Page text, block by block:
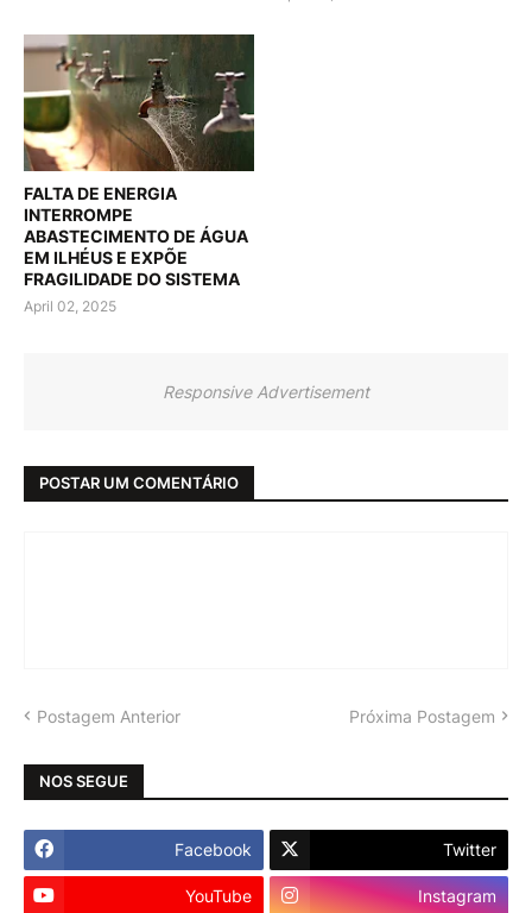
FALTA DE ENERGIA
INTERROMPE
ABASTECIMENTO DE ÁGUA
EM ILHÉUS E EXPÕE
FRAGILIDADE DO SISTEMA
April 02, 2025
Responsive Advertisement
POSTAR UM COMENTÁRIO
Postagem Anterior Próxima Postagem
NOS SEGUE
Facebook Twitter
YouTube Instagram